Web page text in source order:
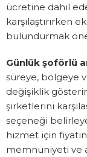
ücretine dahil
karşılaştırırken
bulundurmak
Günlük şoförlü
süreye, bölgeye
değişiklik
şirketlerini
seçeneği
hizmet için
memnuniyeti ve